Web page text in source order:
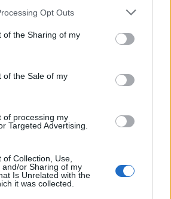
app uses one or more Google
or usage behaviour. You may click to
to Google and its third-party tags to
specified purposes in below Google
Opt Outs
of the Sharing of my
of the Sale of my
of processing my
Targeted Advertising.
Collection, Use,
and/or Sharing of my
Is Unrelated with the
it was collected.
evolución y perspectivas en 2026